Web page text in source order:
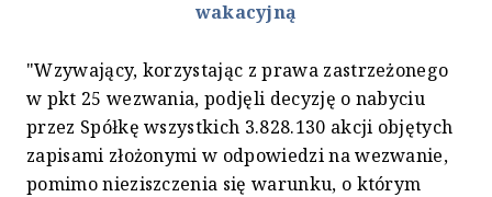
wakacyjną
"Wzywający, korzystając z prawa zastrzeżonego
w pkt 25 wezwania, podjęli decyzję o nabyciu
przez Spółkę wszystkich 3.828.130 akcji objętych
zapisami złożonymi w odpowiedzi na wezwanie,
pomimo nieziszczenia się warunku, o którym